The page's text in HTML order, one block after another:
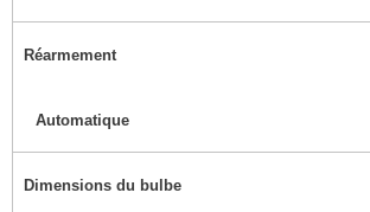
Réarmement
Automatique
Dimensions du bulbe